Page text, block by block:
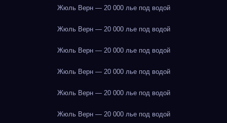
Жюль Верн — 20 000 лье под водой
Жюль Верн — 20 000 лье под водой
Жюль Верн — 20 000 лье под водой
Жюль Верн — 20 000 лье под водой
Жюль Верн — 20 000 лье под водой
Жюль Верн — 20 000 лье под водой